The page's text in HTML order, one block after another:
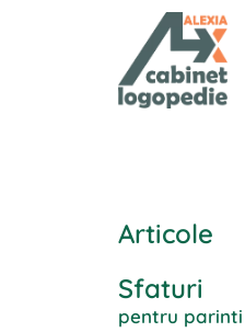
Articole
Sfaturi
pentru parinti